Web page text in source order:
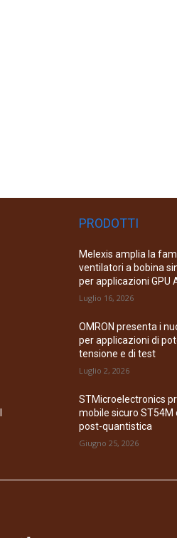
PRODOTTI
Melexis amplia la
ventilatori a bobina
per applicazioni GPU
Luglio 16, 2026
OMRON presenta i
per applicazioni di
tensione e di test
Luglio 2, 2026
STMicroelectronics
mobile sicuro
post-quantistica
Giugno 25, 2026